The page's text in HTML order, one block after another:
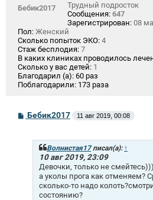
Бебик2017
Трудный подросток
Сообщения: 647
Зарегистрирован: 08
Пол: Женский
Сколько попыток ЭКО: 4
Стаж бесплодия: 7
В каких клиниках проводилось
Сколько у вас детей: 1
Благодарил (а): 60 раз
Поблагодарили: 173 раза
СБебик2017 11 авг 2019, 00:08
Волнистая17писал(а): ↑
10 авг 2019, 23:09
Девочки, только не смейтесь)))
а уколы прога как отменяем?
сколько-то надо
состоянию?